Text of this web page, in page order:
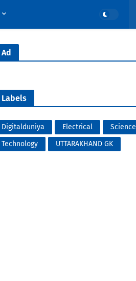
Ad
Labels
Digitalduniya Electrical
Science
Technology
UTTARAKHAND GK